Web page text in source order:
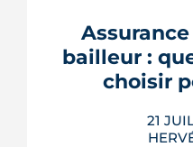
bureaux et
pourraient à
sans que la liste
LIRE
bailleur :
choisir
21